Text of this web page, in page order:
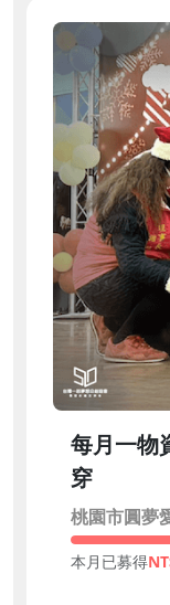
每月一物
穿
桃園市圓夢
本月已募得